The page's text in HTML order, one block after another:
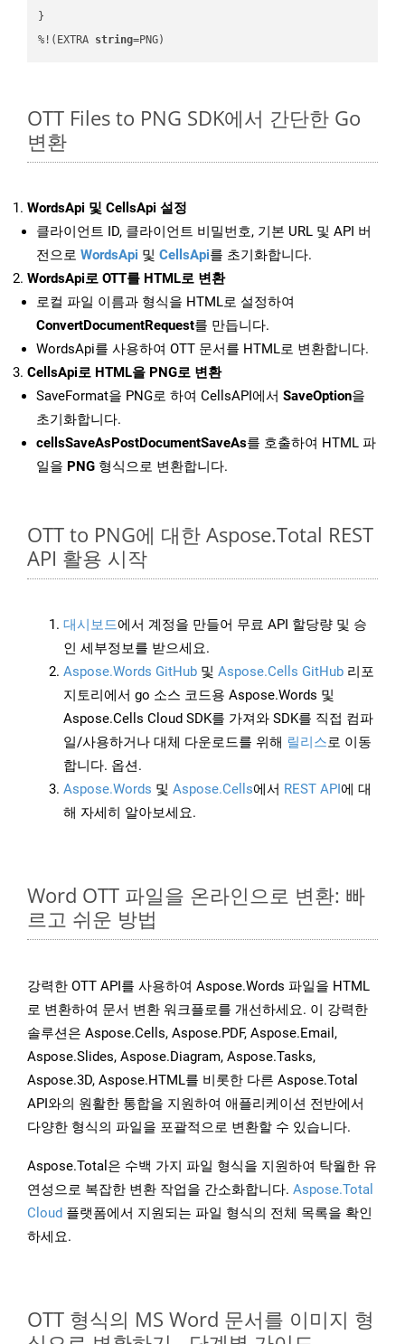
}
%!(EXTRA string=PNG)
OTT Files to PNG SDK에서 간단한 Go
변환
WordsApi 및 CellsApi 설정
클라이언트 ID, 클라이언트 비밀번호, 기본 URL 및 API 버
전으로 WordsApi 및 CellsApi를 초기화합니다.
WordsApi로 OTT를 HTML로 변환
로컬 파일 이름과 형식을 HTML로 설정하여
ConvertDocumentRequest를 만듭니다.
WordsApi를 사용하여 OTT 문서를 HTML로 변환합니다.
CellsApi로 HTML을 PNG로 변환
SaveFormat을 PNG로 하여 CellsAPI에서 SaveOption을
초기화합니다.
cellsSaveAsPostDocumentSaveAs를 호출하여 HTML 파
일을 PNG 형식으로 변환합니다.
OTT to PNG에 대한 Aspose.Total REST
API 활용 시작
대시보드에서 계정을 만들어 무료 API 할당량 및 승
인 세부정보를 받으세요.
Aspose.Words GitHub 및 Aspose.Cells GitHub 리포
지토리에서 go 소스 코드용 Aspose.Words 및
Aspose.Cells Cloud SDK를 가져와 SDK를 직접 컴파
일/사용하거나 대체 다운로드를 위해 릴리스로 이동
합니다. 옵션.
Aspose.Words 및 Aspose.Cells에서 REST API에 대
해 자세히 알아보세요.
Word OTT 파일을 온라인으로 변환: 빠
르고 쉬운 방법
강력한 OTT API를 사용하여 Aspose.Words 파일을 HTML
로 변환하여 문서 변환 워크플로를 개선하세요. 이 강력한
솔루션은 Aspose.Cells, Aspose.PDF, Aspose.Email,
Aspose.Slides, Aspose.Diagram, Aspose.Tasks,
Aspose.3D, Aspose.HTML를 비롯한 다른 Aspose.Total
API와의 원활한 통합을 지원하여 애플리케이션 전반에서
다양한 형식의 파일을 포괄적으로 변환할 수 있습니다.
Aspose.Total은 수백 가지 파일 형식을 지원하여 탁월한 유
연성으로 복잡한 변환 작업을 간소화합니다. Aspose.Total
Cloud 플랫폼에서 지원되는 파일 형식의 전체 목록을 확인
하세요.
OTT 형식의 MS Word 문서를 이미지 형